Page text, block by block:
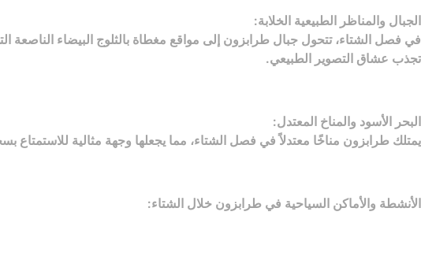
الجبال والمناظر الطبيعية الخلابة:
في فصل الشتاء، تتحول جبال طرابزون إلى مواقع مغطاة بالثلوج البيضاء الناصعة
تجذب عشاق التصوير الطبيعي.
البحر الأسود والمناخ المعتدل:
يمتلك طرابزون مناخًا معتدلاً في فصل الشتاء، مما يجعلها وجهة مثالية للاستمتاع
الأنشطة والأماكن السياحية في طرابزون خلال الشتاء: